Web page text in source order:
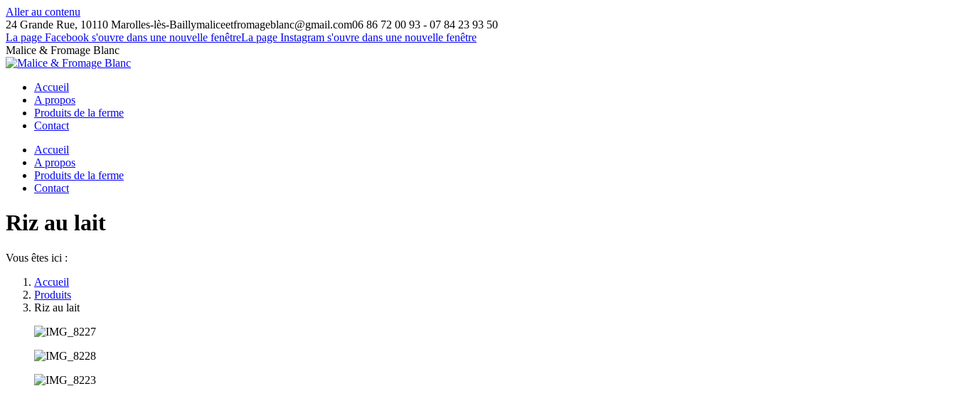
Aller au contenu
24 Grande Rue, 10110 Marolles-lès-Baillymaliceetfromageblanc@gmail.com06 86 72 00 93 - 07 84 23 93 50
La page Facebook s'ouvre dans une nouvelle fenêtreLa page Instagram s'ouvre dans une nouvelle fenêtre
Malice & Fromage Blanc
Accueil
A propos
Produits de la ferme
Contact
Accueil
A propos
Produits de la ferme
Contact
Riz au lait
Vous êtes ici :
Accueil
Produits
Riz au lait